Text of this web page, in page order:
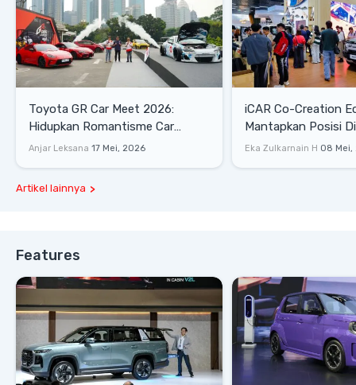
Toyota GR Car Meet 2026:
Hidupkan Romantisme Car
Culture Era 90-an
Anjar Leksana 17 Mei, 2026
iCAR Co-Creation
Mantapkan Posisi
Gaya Hidup
Eka Zulkarnain H 08 Mei,
Artikel lainnya
Features